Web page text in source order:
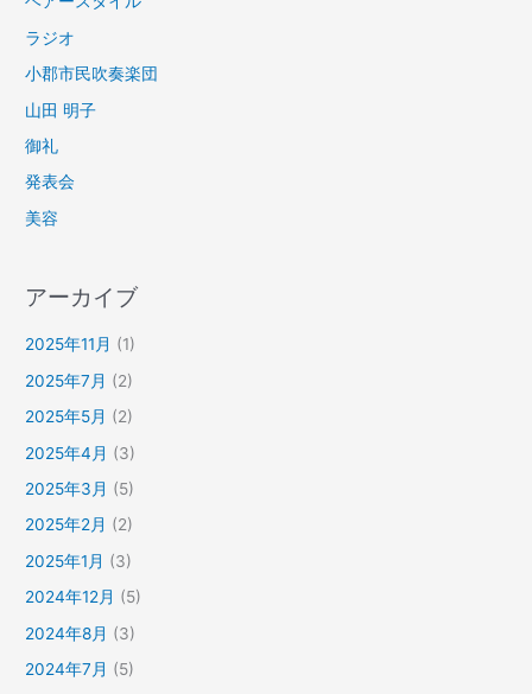
ラジオ
小郡市民吹奏楽団
山田 明子
御礼
発表会
美容
アーカイブ
2025年11月 (1)
2025年7月 (2)
2025年5月 (2)
2025年4月 (3)
2025年3月 (5)
2025年2月 (2)
2025年1月 (3)
2024年12月 (5)
2024年8月 (3)
2024年7月 (5)